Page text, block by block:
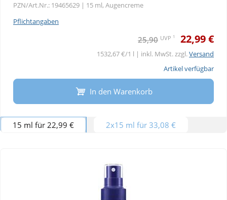
PZN/Art.Nr.: 19465629 | 15 ml, Augencreme
Pflichtangaben
25,90 UVP 1 22,99 €
1532,67 €/1 l | inkl. MwSt. zzgl.Versand
Artikel verfügbar
In den Warenkorb
15 ml für 22,99 € 2x15 ml für 33,08 €